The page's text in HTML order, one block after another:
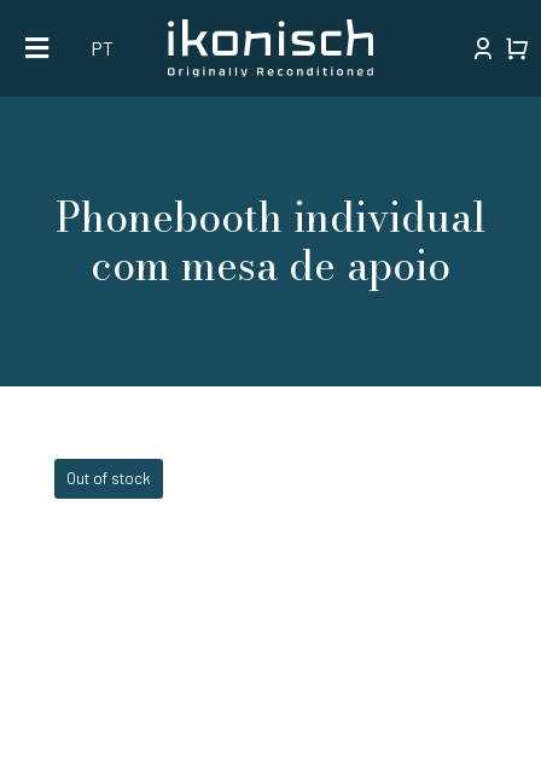
content
PT
Phonebooth individual
com mesa de apoio
Out of stock